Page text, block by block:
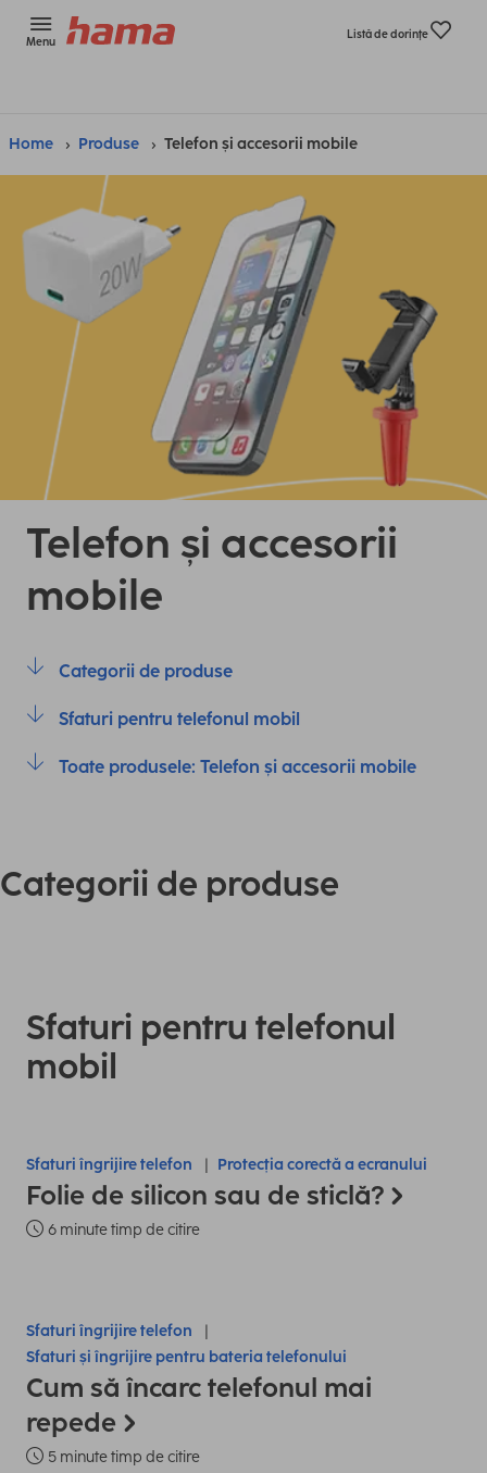
Menu
Listă de dorinţe
Home Produse Telefon și accesorii mobile
Telefon și accesorii
mobile
Categorii de produse
Sfaturi pentru telefonul mobil
Toate produsele: Telefon și accesorii mobile
Categorii de produse
Sfaturi pentru telefonul
mobil
Sfaturi îngrijire telefon Protecția corectă a ecranului
Folie de silicon sau de sticlă?
6 minute timp de citire
Sfaturi îngrijire telefon
Sfaturi și îngrijire pentru bateria telefonului
Cum să încarc telefonul mai
repede
5 minute timp de citire